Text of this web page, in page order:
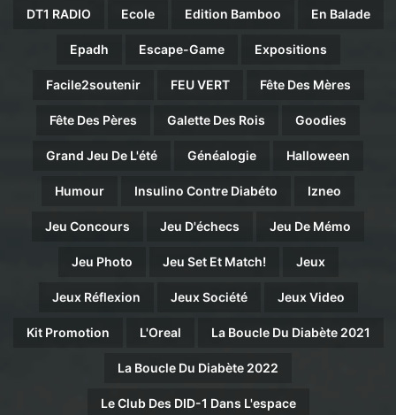
DT1 RADIO Ecole Edition Bamboo En Balade
Epadh Escape-Game Expositions
Facile2soutenir FEU VERT Fête Des Mères
Fête Des Pères Galette Des Rois Goodies
Grand Jeu De L'été Généalogie Halloween
Humour Insulino Contre Diabéto Izneo
Jeu Concours Jeu D'échecs Jeu De Mémo
Jeu Photo Jeu Set Et Match! Jeux
Jeux Réflexion Jeux Société Jeux Video
Kit Promotion L'Oreal La Boucle Du Diabète 2021
La Boucle Du Diabète 2022
Le Club Des DID-1 Dans L'espace